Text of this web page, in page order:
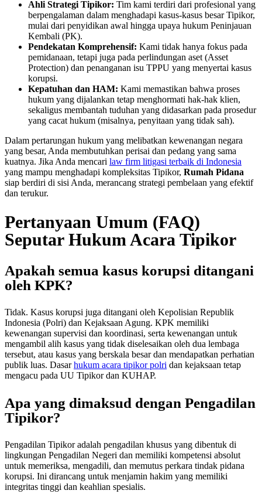
Ahli Strategi Tipikor: Tim kami terdiri dari profesional yang
berpengalaman dalam menghadapi kasus-kasus besar Tipikor,
mulai dari penyidikan awal hingga upaya hukum Peninjauan
Kembali (PK).
Pendekatan Komprehensif: Kami tidak hanya fokus pada
pemidanaan, tetapi juga pada perlindungan aset (Asset
Protection) dan penanganan isu TPPU yang menyertai kasus
korupsi.
Kepatuhan dan HAM: Kami memastikan bahwa proses
hukum yang dijalankan tetap menghormati hak-hak klien,
sekaligus membantah tuduhan yang didasarkan pada prosedur
yang cacat hukum (misalnya, penyitaan yang tidak sah).
Dalam pertarungan hukum yang melibatkan kewenangan negara
yang besar, Anda membutuhkan perisai dan pedang yang sama
kuatnya. Jika Anda mencari law firm litigasi terbaik di Indonesia
yang mampu menghadapi kompleksitas Tipikor, Rumah Pidana
siap berdiri di sisi Anda, merancang strategi pembelaan yang efektif
dan terukur.
Pertanyaan Umum (FAQ)
Seputar Hukum Acara Tipikor
Apakah semua kasus korupsi ditangani
oleh KPK?
Tidak. Kasus korupsi juga ditangani oleh Kepolisian Republik
Indonesia (Polri) dan Kejaksaan Agung. KPK memiliki
kewenangan supervisi dan koordinasi, serta kewenangan untuk
mengambil alih kasus yang tidak diselesaikan oleh dua lembaga
tersebut, atau kasus yang berskala besar dan mendapatkan perhatian
publik luas. Dasarhukum acara tipikor polri dan kejaksaan tetap
mengacu pada UU Tipikor dan KUHAP.
Apa yang dimaksud dengan Pengadilan
Tipikor?
Pengadilan Tipikor adalah pengadilan khusus yang dibentuk di
lingkungan Pengadilan Negeri dan memiliki kompetensi absolut
untuk memeriksa, mengadili, dan memutus perkara tindak pidana
korupsi. Ini dirancang untuk menjamin hakim yang memiliki
integritas tinggi dan keahlian spesialis.